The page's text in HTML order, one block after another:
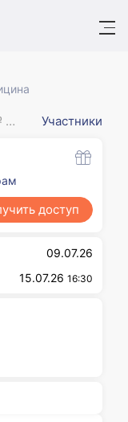
№ XXXXXXX Участники
доступ
09.07.26
15.07.26 16:30